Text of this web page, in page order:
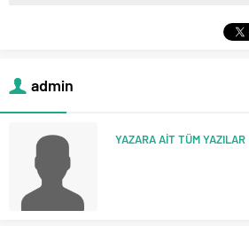
admin
YAZARA AİT TÜM YAZILAR